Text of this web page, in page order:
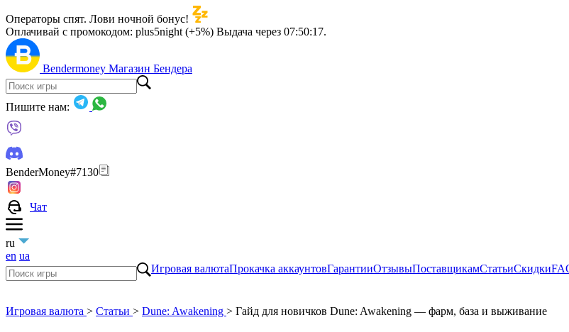
Операторы спят. Лови ночной бонус!
Оплачивай с промокодом: plus5night (+5%) Выдача через 07:50:16.
Bendermoney Магазин Бендера
Пишите нам:
BenderMoney#7130
Чат
ru
en ua
Игровая валютаПрокачка аккаунтовГарантииОтзывыПоставщикамСтатьиСкидки
Игровая валюта > Статьи > Dune: Awakening > Гайд для новичков Dune: Awakening — фарм, база и выживание